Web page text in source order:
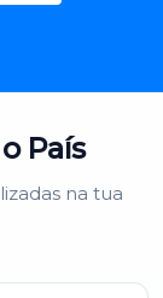
País
na tua